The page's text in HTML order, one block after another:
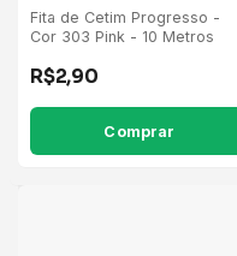
Fita de Cetim Progresso -
Cor 303 Pink - 10 Metros
R$2,90
Comprar